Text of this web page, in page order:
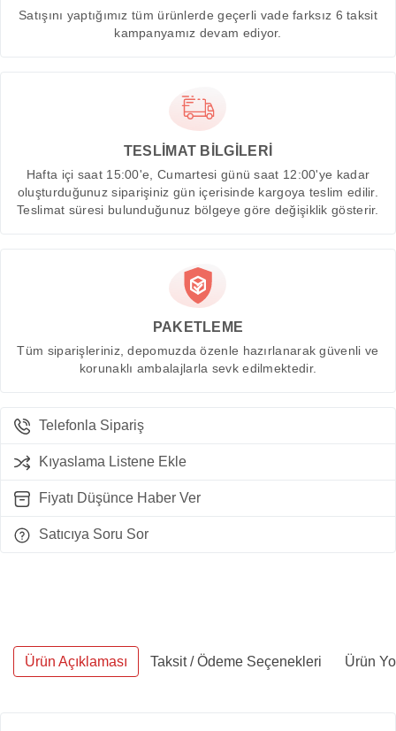
Satışını yaptığımız tüm ürünlerde geçerli vade farksız 6 taksit
kampanyamız devam ediyor.
TESLİMAT BİLGİLERİ
Hafta içi saat 15:00'e, Cumartesi günü saat 12:00'ye kadar
oluşturduğunuz siparişiniz gün içerisinde kargoya teslim edilir.
Teslimat süresi bulunduğunuz bölgeye göre değişiklik gösterir.
PAKETLEME
Tüm siparişleriniz, depomuzda özenle hazırlanarak güvenli ve
korunaklı ambalajlarla sevk edilmektedir.
Telefonla Sipariş
Kıyaslama Listene Ekle
Fiyatı Düşünce Haber Ver
Satıcıya Soru Sor
Ürün Açıklaması Taksit / Ödeme Seçenekleri Ürün